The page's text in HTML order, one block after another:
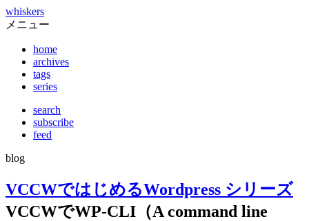
whiskers
メニュー
home
archives
tags
series
search
subscribe
feed
blog
VCCWではじめるWordpress シリーズ
VCCWでWP-CLI（A command line